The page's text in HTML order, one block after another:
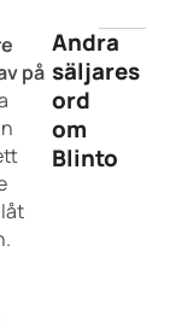
på
Andra
säljares
ord
om
Blinto